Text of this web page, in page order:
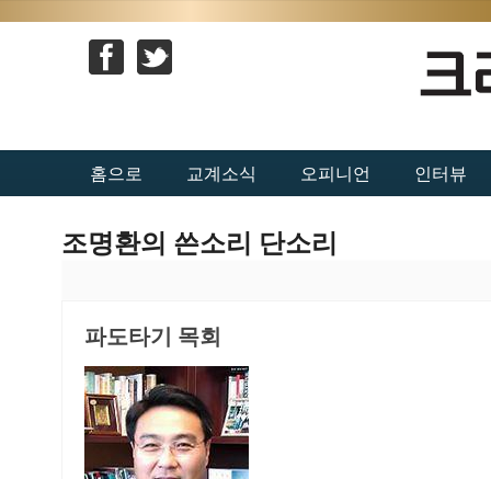
홈으로 교계소식 오피니언 인터뷰
조명환의 쓴소리 단소리
파도타기 목회